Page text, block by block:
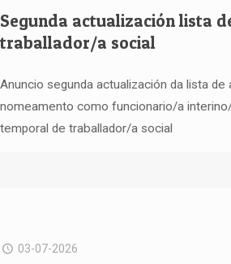
Segunda actualización lista
traballador/a social
Anuncio segunda actualización da lista de
nomeamento como funcionario/a
temporal de traballador/a social
03-07-2026